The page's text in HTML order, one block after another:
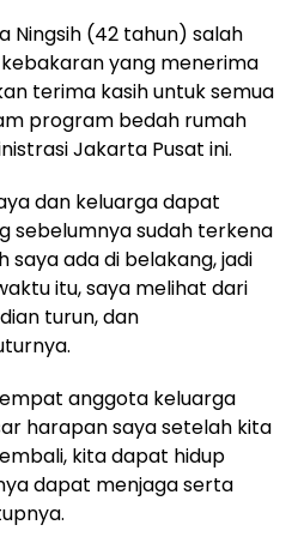
Ningsih (42 tahun) salah
yang menerima
terima kasih untuk semua
program bedah rumah
Jakarta Pusat ini.
dan keluarga dapat
sebelumnya sudah terkena
saya ada di belakang, jadi
itu, saya melihat dari
turun, dan
anggota keluarga
harapan saya setelah kita
kita dapat hidup
dapat menjaga serta